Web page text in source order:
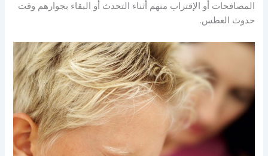
المصافحات أو الإقتراب منهم أثناء التحدث أو البقاء بجوارهم وقت
حدوث العطس.